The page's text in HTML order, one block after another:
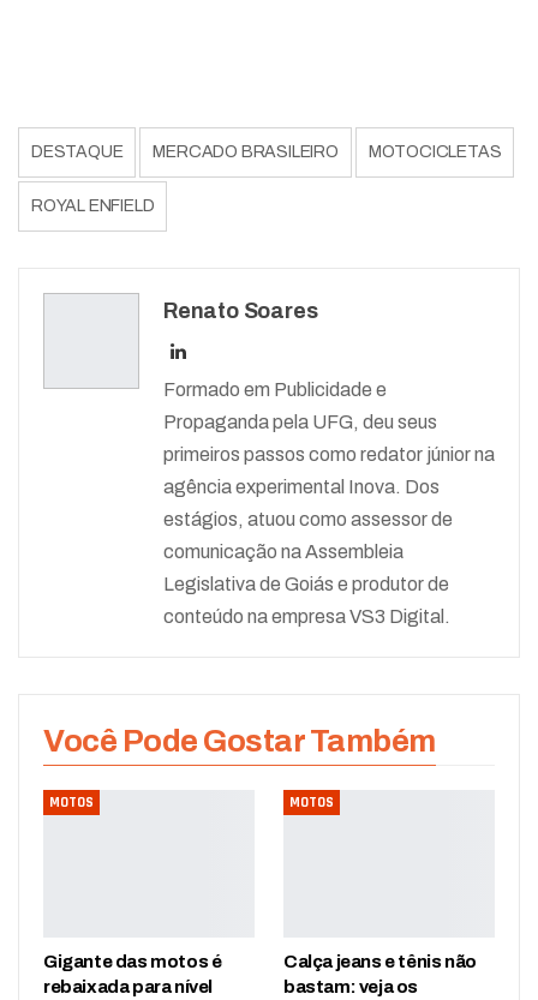
DESTAQUE MERCADO BRASILEIRO MOTOCICLETAS
ROYAL ENFIELD
Renato Soares
Formado em Publicidade e
Propaganda pela UFG, deu seus
primeiros passos como redator júnior na
agência experimental Inova. Dos
estágios, atuou como assessor de
comunicação na Assembleia
Legislativa de Goiás e produtor de
conteúdo na empresa VS3 Digital.
Você Pode Gostar Também
MOTOS
Gigante das motos é
rebaixada para nível
MOTOS
Calça jeans e tênis não
bastam: veja os